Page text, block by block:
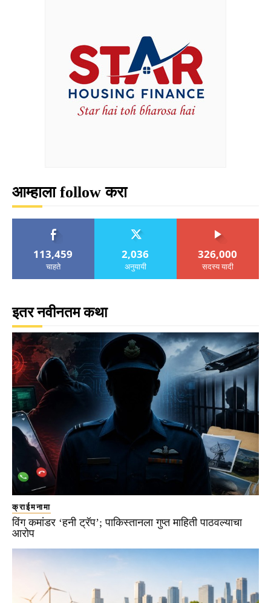
आम्हाला follow करा
113,459
चाहते
2,036
अनुयायी
326,000
सदस्य यादी
इतर नवीनतम कथा
क्राईमनामा
विंग कमांडर ‘हनी ट्रॅप’; पाकिस्तानला गुप्त माहिती पाठवल्याचा
आरोप